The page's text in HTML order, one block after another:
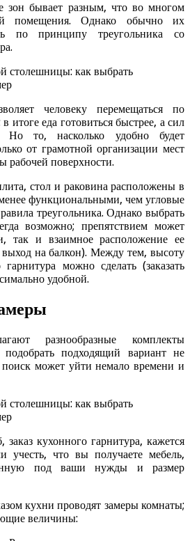
зон бывает разным, что во многом
помещения. Однако обычно их
по принципу треугольника со
человеку перемещаться по
итоге еда готовиться быстрее, а сил
Но то, насколько удобно будет
от грамотной организации мест
рабочей поверхности.
стол и раковина расположены в
функциональными, чем угловые
треугольника. Однако выбрать
возможно; препятствием может
так и взаимное расположение ее
выход на балкон). Между тем, высоту
можно сделать (заказать
удобной.
разнообразные комплекты
подходящий вариант не
поиск может уйти немало времени и
кухонного гарнитура, кажется
учесть, что вы получаете мебель,
под ваши нужды и размер
кухни проводят замеры комнаты;
величины: